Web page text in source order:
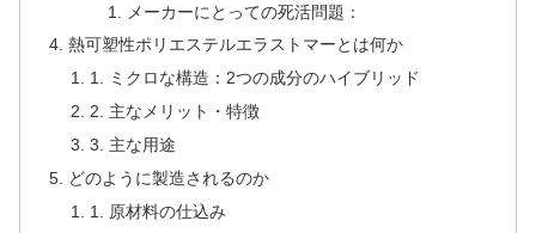
メーカーにとっての死活問題：
熱可塑性ポリエステルエラストマーとは何か
1. ミクロな構造：2つの成分のハイブリッド
2. 主なメリット・特徴
3. 主な用途
どのように製造されるのか
1. 原材料の仕込み